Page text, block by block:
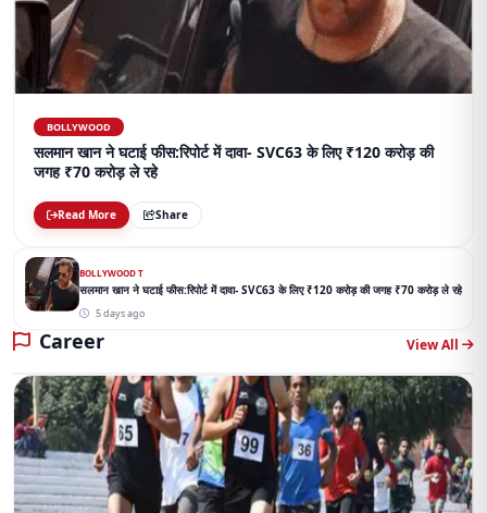
BOLLYWOOD
सलमान खान ने घटाई फीस:रिपोर्ट में दावा- SVC63 के लिए ₹120 करोड़ की
जगह ₹70 करोड़ ले रहे
Read More Share
BOLLYWOOD T
सलमान खान ने घटाई फीस:रिपोर्ट में दावा- SVC63 के लिए ₹120 करोड़ की जगह ₹70 करोड़ ले रहे
5 days ago
Career View All